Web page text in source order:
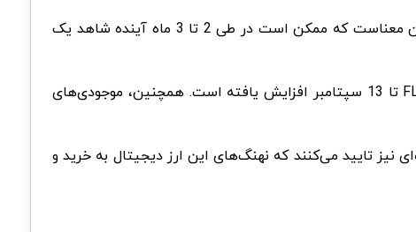
است. این بدان معناست که ممکن است در طی 2 تا 3 ماه آینده شاهد یک
در حال خرید FLOKI هستند. طبق داده‌های درون‌زنجیره‌ای، موجودی نهنگ‌ها از 7.32 تریلیون به 7.51 تریلیون FLOKI تا 13 سپتامبر افزایش یافته است. همچنین، موجودی‌های
نیز تایید می‌کنند که نهنگ‌های این ارز دیجیتال به خرید و